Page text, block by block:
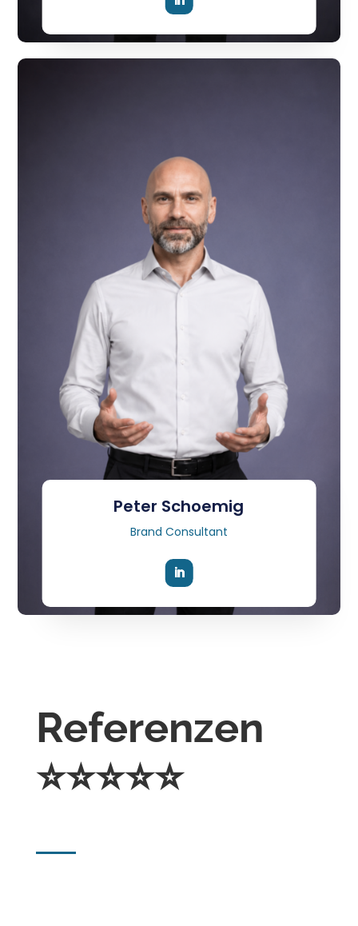
Peter Schoemig
Brand Consultant
Referenzen
⭐️⭐️⭐️⭐️⭐️